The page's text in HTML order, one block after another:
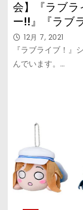
会】『ラブラ
ー!!』『ラブ
ルアイドル同
ンシャイン!!
い！
12月 7, 2021
『ラブライブ！』
んでいます。…